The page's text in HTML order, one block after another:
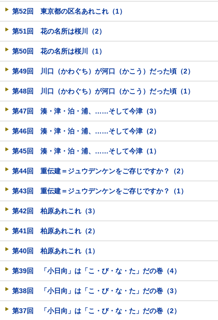
第52回 東京都の区名あれこれ（1）
第51回 花の名所は桜川（2）
第50回 花の名所は桜川（1）
第49回 川口（かわぐち）が河口（かこう）だった頃（2）
第48回 川口（かわぐち）が河口（かこう）だった頃（1）
第47回 湊・津・泊・浦、……そして今津（3）
第46回 湊・津・泊・浦、……そして今津（2）
第45回 湊・津・泊・浦、……そして今津（1）
第44回 重伝建＝ジュウデンケンをご存じですか？（2）
第43回 重伝建＝ジュウデンケンをご存じですか？（1）
第42回 柏原あれこれ（3）
第41回 柏原あれこれ（2）
第40回 柏原あれこれ（1）
第39回 「小日向」は「こ・び・な・た」だの巻（4）
第38回 「小日向」は「こ・び・な・た」だの巻（3）
第37回 「小日向」は「こ・び・な・た」だの巻（2）